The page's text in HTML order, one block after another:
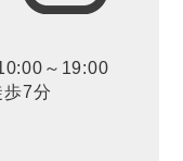
～19:00
7分